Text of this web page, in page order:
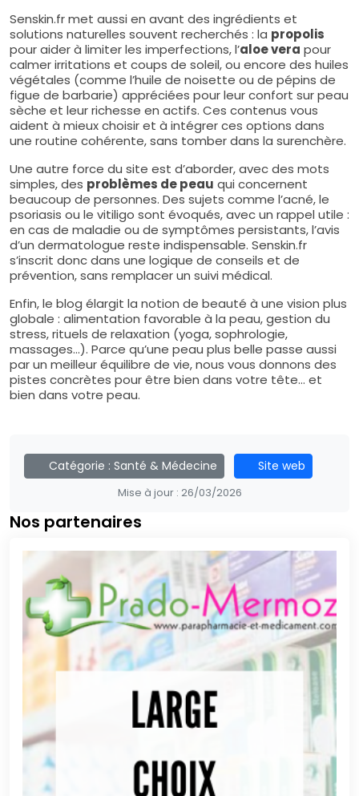
Senskin.fr met aussi en avant des ingrédients et
solutions naturelles souvent recherchés : la propolis
pour aider à limiter les imperfections, l’aloe vera pour
calmer irritations et coups de soleil, ou encore des huiles
végétales (comme l’huile de noisette ou de pépins de
figue de barbarie) appréciées pour leur confort sur peau
sèche et leur richesse en actifs. Ces contenus vous
aident à mieux choisir et à intégrer ces options dans
une routine cohérente, sans tomber dans la surenchère.
Une autre force du site est d’aborder, avec des mots
simples, des problèmes de peau qui concernent
beaucoup de personnes. Des sujets comme l’acné, le
psoriasis ou le vitiligo sont évoqués, avec un rappel utile :
en cas de maladie ou de symptômes persistants, l’avis
d’un dermatologue reste indispensable. Senskin.fr
s’inscrit donc dans une logique de conseils et de
prévention, sans remplacer un suivi médical.
Enfin, le blog élargit la notion de beauté à une vision plus
globale : alimentation favorable à la peau, gestion du
stress, rituels de relaxation (yoga, sophrologie,
massages…). Parce qu’une peau plus belle passe aussi
par un meilleur équilibre de vie, nous vous donnons des
pistes concrètes pour être bien dans votre tête… et
bien dans votre peau.
Catégorie : Santé & Médecine Site web
Mise à jour : 26/03/2026
Nos partenaires